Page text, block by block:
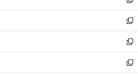
ウ
で
開
く
ン
ド
ウ
で
開
く
ウ
ィ
ン
ド
ウ
で
開
し
い
ウ
ィ
ン
ド
ウ
新
し
い
ウ
ィ
ン
新
し
い
ウ
新
し